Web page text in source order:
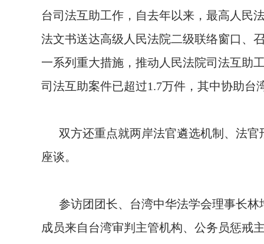
台司法互助工作，自去年以来，最高人民
法文书送达高级人民法院二级联络窗口、
一系列重大措施，推动人民法院司法互助
司法互助案件已超过1.7万件，其中协助台
双方还重点就两岸法官遴选机制、法官
座谈。
参访团团长、台湾中华法学会理事长林
成员来自台湾审判主管机构、公务员惩戒